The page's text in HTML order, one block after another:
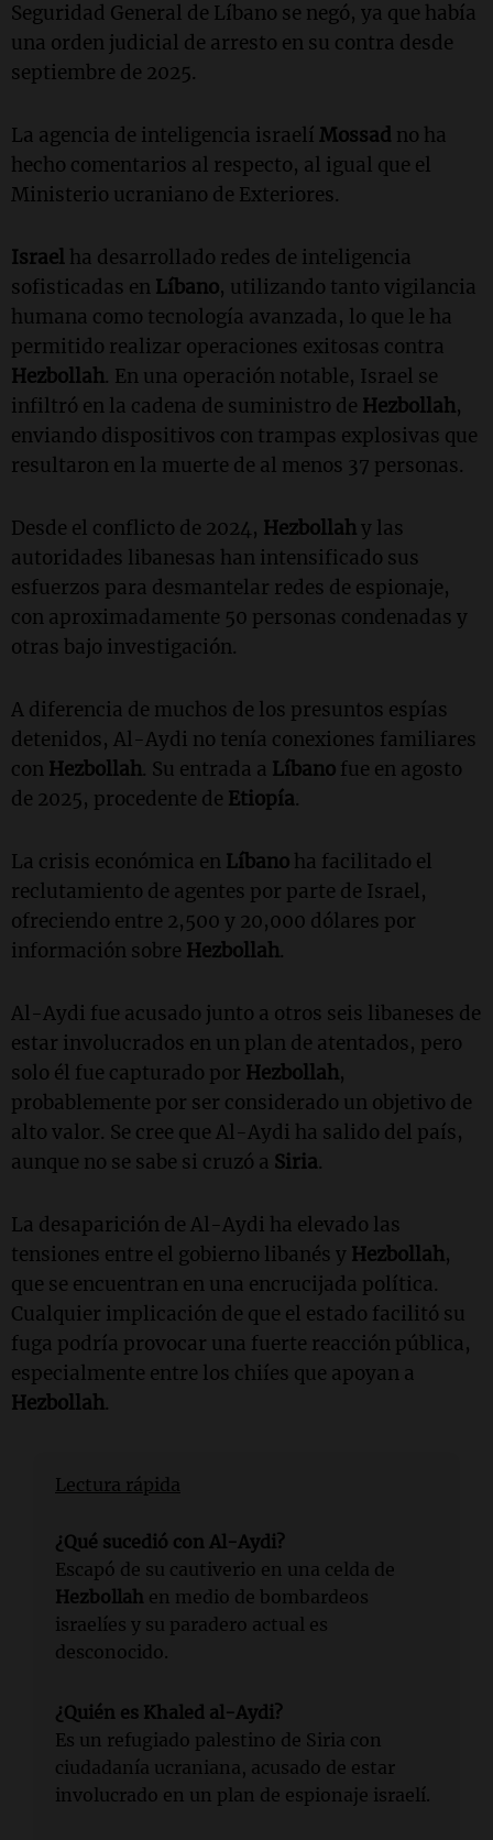
Seguridad General de Líbano se negó, ya que había
una orden judicial de arresto en su contra desde
septiembre de 2025.
La agencia de inteligencia israelí Mossad no ha
hecho comentarios al respecto, al igual que el
Ministerio ucraniano de Exteriores.
Israel ha desarrollado redes de inteligencia
sofisticadas en Líbano, utilizando tanto vigilancia
humana como tecnología avanzada, lo que le ha
permitido realizar operaciones exitosas contra
Hezbollah. En una operación notable, Israel se
infiltró en la cadena de suministro de Hezbollah,
enviando dispositivos con trampas explosivas que
resultaron en la muerte de al menos 37 personas.
Desde el conflicto de 2024, Hezbollahy las
autoridades libanesas han intensificado sus
esfuerzos para desmantelar redes de espionaje,
con aproximadamente 50 personas condenadas y
otras bajo investigación.
A diferencia de muchos de los presuntos espías
detenidos, Al-Aydi no tenía conexiones familiares
con Hezbollah. Su entrada a Líbano fue en agosto
de 2025, procedente de Etiopía.
La crisis económica en Líbano ha facilitado el
reclutamiento de agentes por parte de Israel,
ofreciendo entre 2,500 y 20,000 dólares por
información sobre Hezbollah.
Al-Aydi fue acusado junto a otros seis libaneses de
estar involucrados en un plan de atentados, pero
solo él fue capturado por Hezbollah,
probablemente por ser considerado un objetivo de
alto valor. Se cree que Al-Aydi ha salido del país,
aunque no se sabe si cruzó a Siria.
La desaparición de Al-Aydi ha elevado las
tensiones entre el gobierno libanés y Hezbollah,
que se encuentran en una encrucijada política.
Cualquier implicación de que el estado facilitó su
fuga podría provocar una fuerte reacción pública,
especialmente entre los chiíes que apoyan a
Hezbollah.
Lectura rápida
¿Qué sucedió con Al-Aydi?
Escapó de su cautiverio en una celda de
Hezbollah en medio de bombardeos
israelíes y su paradero actual es
desconocido.
¿Quién es Khaled al-Aydi?
Es un refugiado palestino de Siria con
ciudadanía ucraniana, acusado de estar
involucrado en un plan de espionaje israelí.